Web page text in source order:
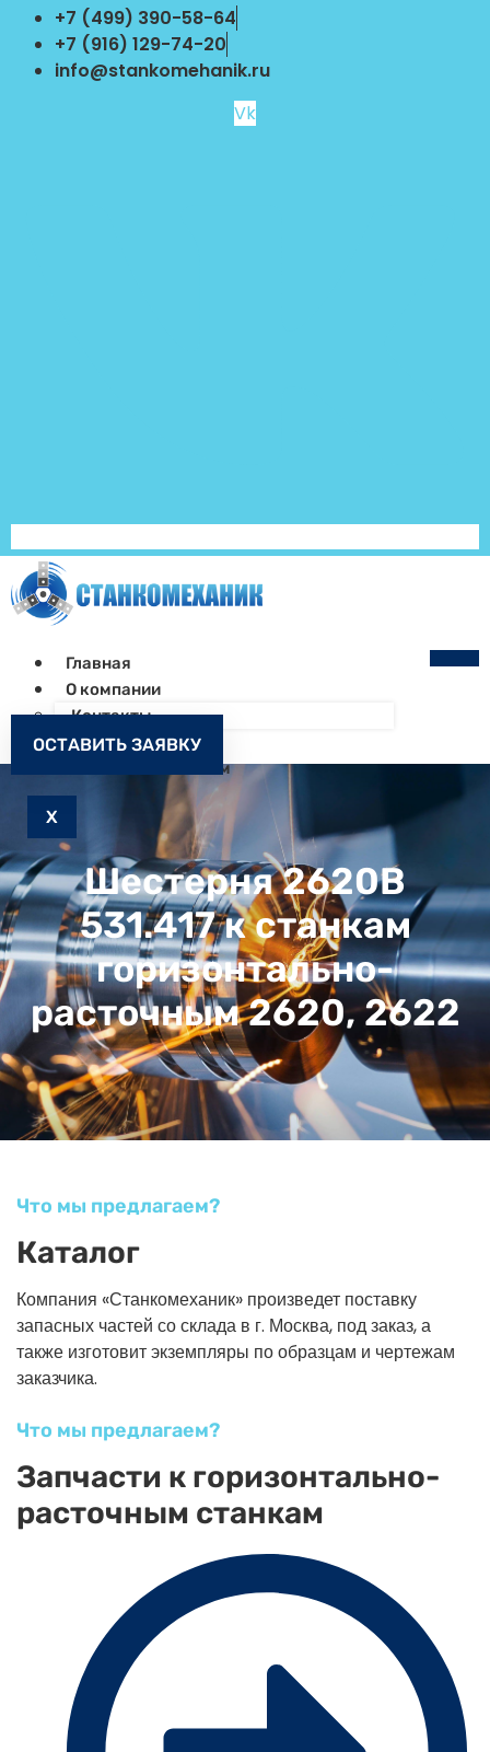
Перейти
содержимому
+7 (499) 390-58-64
+7 (916) 129-74-20
info@stankomehanik.ru
Vk
Главная
О компании
Контакты
Как заказать
Запчасти к станкам
X
ОСТАВИТЬ ЗАЯВКУ
Шестерня 2620В
531.417 к станкам
горизонтально-
расточным 2620, 2622
Что мы предлагаем?
Каталог
Компания «Станкомеханик» произведет поставку
запасных частей со склада в г. Москва, под заказ, а
также изготовит экземпляры по образцам и чертежам
заказчика.
Что мы предлагаем?
Запчасти к горизонтально-
расточным станкам